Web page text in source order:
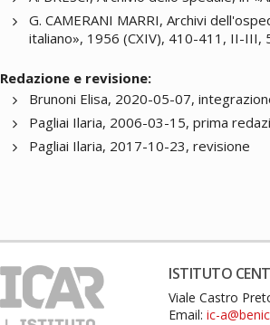
G. CAMERANI MARRI, Archivi
italiano», 1956 (CXIV), 410-411, II-III,
Redazione e revisione:
Brunoni Elisa, 2020-05-07,
Pagliai Ilaria, 2006-03-15, prima
Pagliai Ilaria, 2017-10-23, revisione
ISTITUTO
Viale Castro
Email:ic-